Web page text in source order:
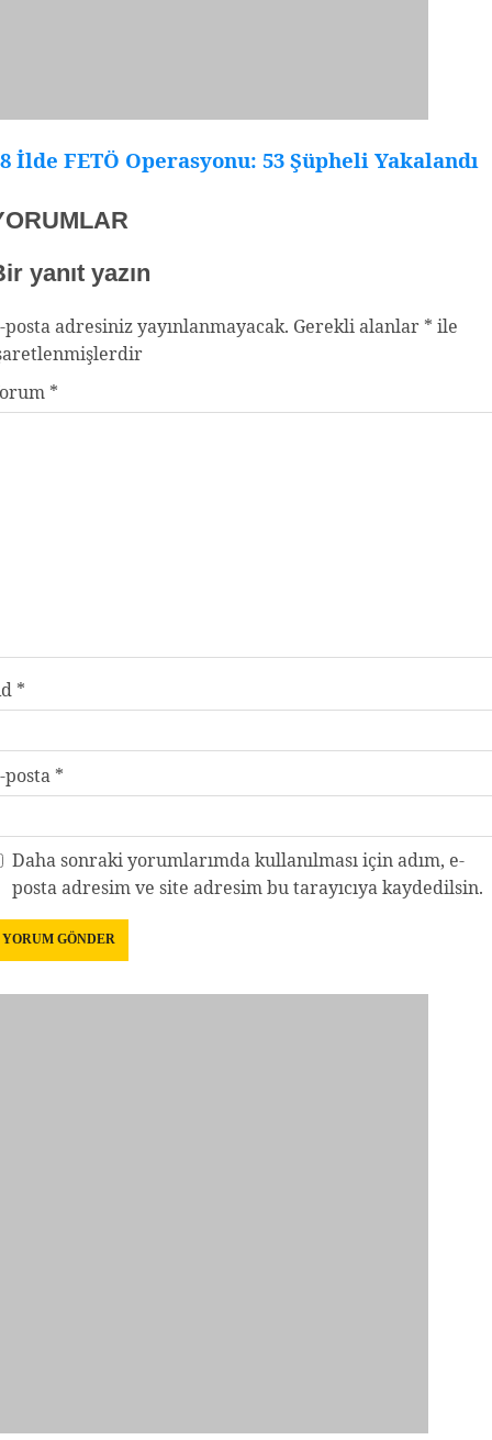
İlde FETÖ Operasyonu: 53 Şüpheli Yakalandı
yanıt yazın
posta adresiniz yayınlanmayacak. Gerekli alanlar * ile
*
*
posta *
Daha sonraki yorumlarımda kullanılması için adım, e-
posta adresim ve site adresim bu tarayıcıya kaydedilsin.